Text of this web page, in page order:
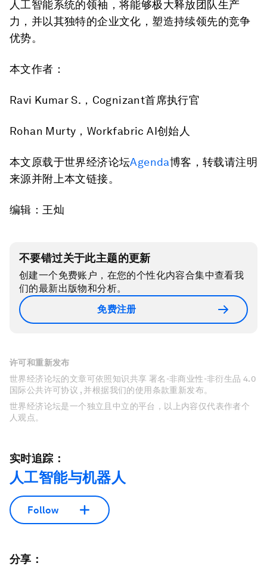
人工智能系统的领袖，将能够极大释放团队生产
力，并以其独特的企业文化，塑造持续领先的竞争
优势。
本文作者：
Ravi Kumar S.，Cognizant首席执行官
Rohan Murty，Workfabric AI创始人
本文原载于世界经济论坛Agenda博客，转载请注明
来源并附上本文链接。
编辑：王灿
不要错过关于此主题的更新
创建一个免费账户，在您的个性化内容合集中查看我
们的最新出版物和分析。
免费注册
许可和重新发布
世界经济论坛的文章可依照知识共享 署名-非商业性-非衍生品 4.0
国际公共许可协议 , 并根据我们的使用条款重新发布。
世界经济论坛是一个独立且中立的平台，以上内容仅代表作者个
人观点。
实时追踪：
人工智能与机器人
Follow
分享：